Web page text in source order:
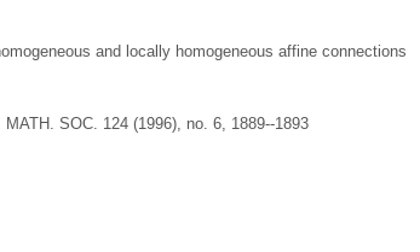
and locally homogeneous affine connections
MATH. SOC. 124 (1996), no. 6, 1889--1893